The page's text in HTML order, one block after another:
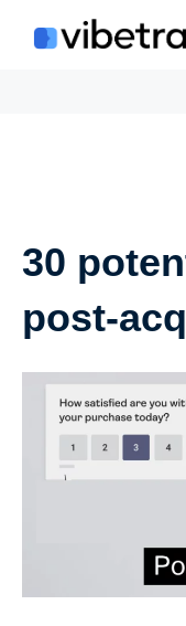
30
post-